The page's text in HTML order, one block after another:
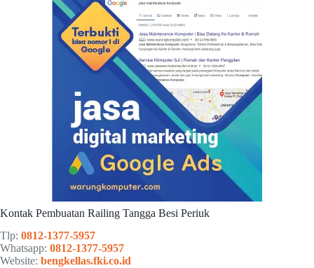
Kontak Pembuatan Railing Tangga Besi Periuk
Tlp: 0812-1377-5957
Whatsapp: 0812-1377-5957
Website: bengkellas.fki.co.id